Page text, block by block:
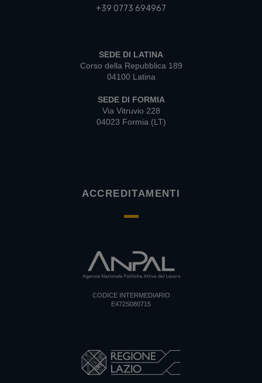
+39 0773 694967
SEDE DI LATINA
Corso della Repubblica 189
04100 Latina
SEDE DI FORMIA
Via Vitruvio 228
04023 Formia (LT)
ACCREDITAMENTI
CODICE INTERMEDIARIO
E472S080715